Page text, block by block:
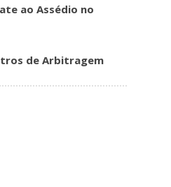
ao Assédio no
de Arbitragem